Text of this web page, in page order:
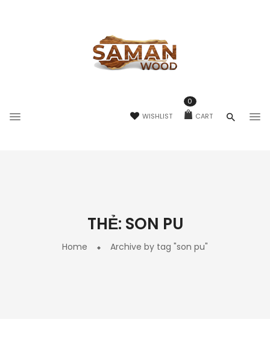
WISHLIST CART
0
THẺ: SON PU
Home Archive by tag "son pu"